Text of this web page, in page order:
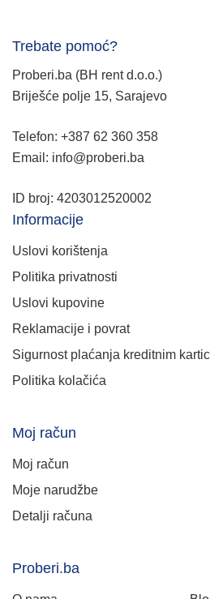
Trebate pomoć?
Proberi.ba (BH rent d.o.o.)
Briješće polje 15, Sarajevo
Telefon: +387 62 360 358
Email: info@proberi.ba
ID broj: 4203012520002
Informacije
Uslovi korištenja
Politika privatnosti
Uslovi kupovine
Reklamacije i povrat
Sigurnost plaćanja kreditnim
Politika kolačića
Moj račun
Moj račun
Moje narudžbe
Detalji računa
Proberi.ba